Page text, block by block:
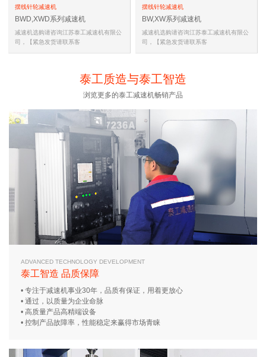
摆线针轮减速机
BWD,XWD系列减速机
减速机选购请咨询江苏泰工减速机有限公
司，【紧急发货请联系客
摆线针轮减速机
BW,XW系列减速机
减速机选购请咨询江苏泰工减速机有限公
司，【紧急发货请联系客
泰工质造与泰工智造
浏览更多的泰工减速机畅销产品
ADVANCED TECHNOLOGY DEVELOPMENT
泰工智造 品质保障
• 专注于减速机事业30年，品质有保证，用着更放心
• 通过，以质量为企业命脉
• 高质量产品高精端设备
• 控制产品故障率，性能稳定来赢得市场青睐